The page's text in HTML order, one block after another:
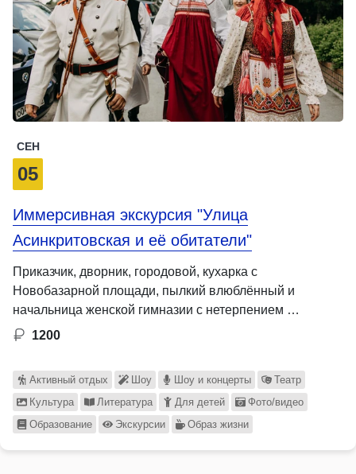
СЕН
05
Иммерсивная экскурсия "Улица
Асинкритовская и её обитатели"
Приказчик, дворник, городовой, кухарка с
Новобазарной площади, пылкий влюблённый и
начальница женской гимназии с нетерпением …
1200
Активный отдых Шоу Шоу и концерты
Театр
Культура
Литература Для детей
Фото/видео
Образование
Экскурсии Образ жизни